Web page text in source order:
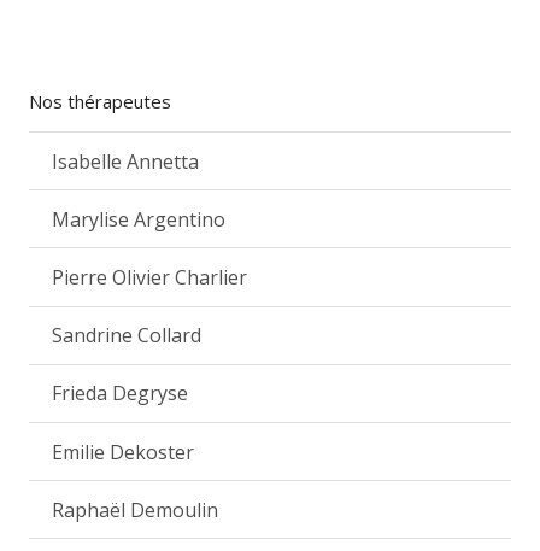
Nos thérapeutes
Isabelle Annetta
Marylise Argentino
Pierre Olivier Charlier
Sandrine Collard
Frieda Degryse
Emilie Dekoster
Raphaël Demoulin